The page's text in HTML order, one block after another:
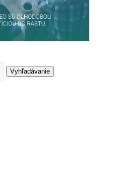
Vyhľadávanie